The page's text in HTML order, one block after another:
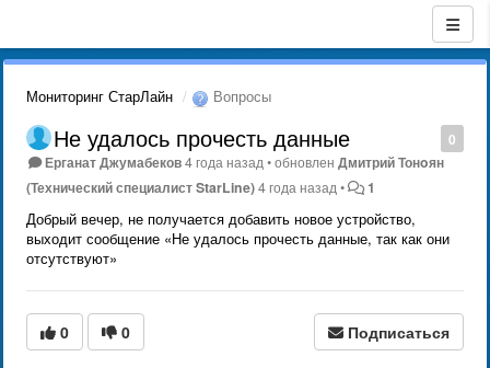
Мониторинг СтарЛайн Вопросы
0
Не удалось прочесть данные
Ерганат Джумабеков4 года назад •обновленДмитрий Тонoян
(Технический специалист StarLine)4 года назад • 1
Добрый вечер, не получается добавить новое устройство,
выходит сообщение «Не удалось прочесть данные, так как они
отсутствуют»
0 0 Подписаться